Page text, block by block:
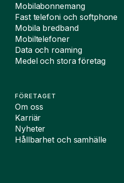
Mobilabonnemang
Fast telefoni och softphone
Mobila bredband
Mobiltelefoner
Data och roaming
Medel och stora företag
FÖRETAGET
Om oss
Karriär
Nyheter
Hållbarhet och samhälle